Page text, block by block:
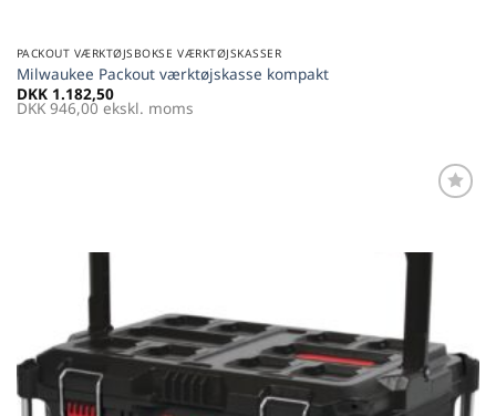
PACKOUT VÆRKTØJSBOKSE VÆRKTØJSKASSER
Milwaukee Packout værktøjskasse kompakt
DKK 1.182,50
DKK 946,00ekskl. moms